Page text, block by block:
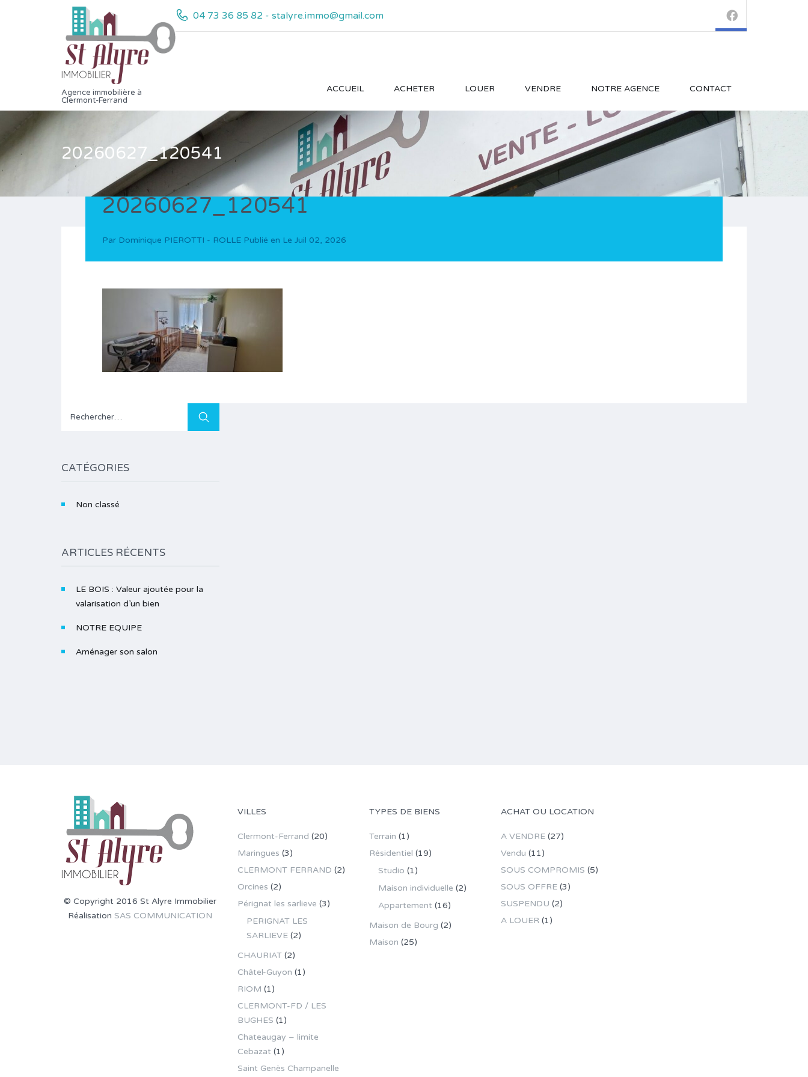
Agence immobilière à
Clermont-Ferrand
04 73 36 85 82 - stalyre.immo@gmail.com
ACCUEIL ACHETER LOUER VENDRE NOTRE AGENCE CONTACT
20260627_120541
20260627_120541
Par Dominique PIEROTTI - ROLLE Publié en Le Juil 02, 2026
Rechercher :
CATÉGORIES
Non classé
ARTICLES RÉCENTS
LE BOIS : Valeur ajoutée pour la
valarisation d’un bien
NOTRE EQUIPE
Aménager son salon
© Copyright 2016 St Alyre Immobilier
Réalisation SAS COMMUNICATION
VILLES
Clermont-Ferrand (20)
Maringues (3)
CLERMONT FERRAND (2)
Orcines (2)
Pérignat les sarlieve (3)
PERIGNAT LES
SARLIEVE(2)
CHAURIAT(2)
Châtel-Guyon (1)
RIOM (1)
CLERMONT-FD / LES
BUGHES (1)
Chateaugay – limite
Cebazat (1)
Saint Genès Champanelle
TYPES DE BIENS
Terrain (1)
Résidentiel (19)
Studio (1)
Maison individuelle (2)
Appartement (16)
Maison de Bourg (2)
Maison (25)
ACHAT OU LOCATION
A VENDRE (27)
Vendu (11)
SOUS COMPROMIS (5)
SOUS OFFRE (3)
SUSPENDU (2)
A LOUER (1)